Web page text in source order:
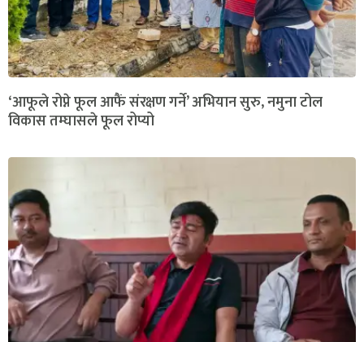
‘आफूले रोप्ने फूल आफैं संरक्षण गर्ने’ अभियान सुरु, नमुना टोल
विकास तम्घासले फूल रोप्यो